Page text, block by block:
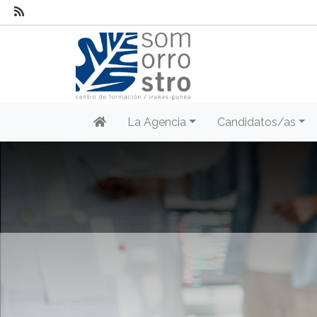
La Agencia Candidatos/as